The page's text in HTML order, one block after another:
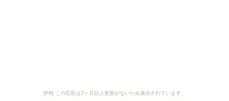
[PR] この広告は3ヶ月以上更新がないため表示されています。